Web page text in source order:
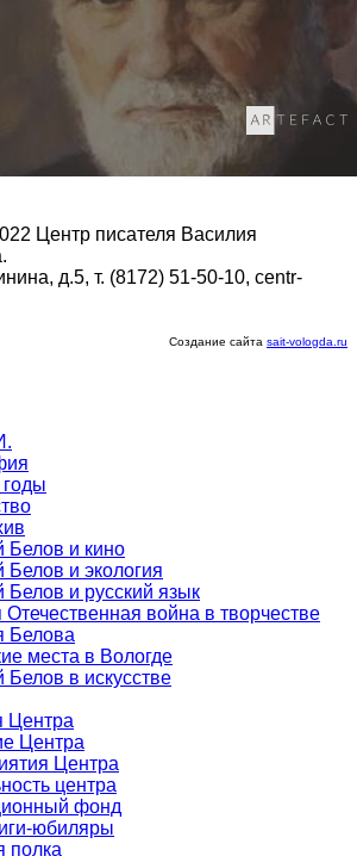
Центр писателя Василия
д.5, т. (8172) 51-50-10, centr-
Создание сайта sait-vologda.ru
годы
Белов и кино
Белов и экология
Белов и русский язык
Отечественная война в творчестве
Белова
места в Вологде
Белов в искусстве
Центра
Центра
Центра
центра
фонд
юбиляры
полка